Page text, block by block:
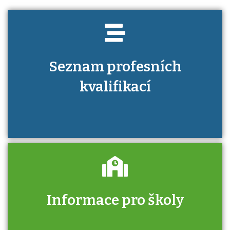
Seznam profesních
kvalifikací
Informace pro školy
Zjistěte, jak se přihlásit ke zkoušce a kde